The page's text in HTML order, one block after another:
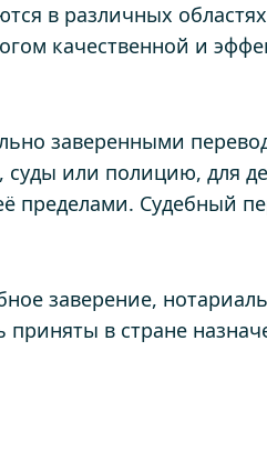
в различных
качественной и
заверенными
суды или полицию, для
пределами. Судебный
заверение,
в стране